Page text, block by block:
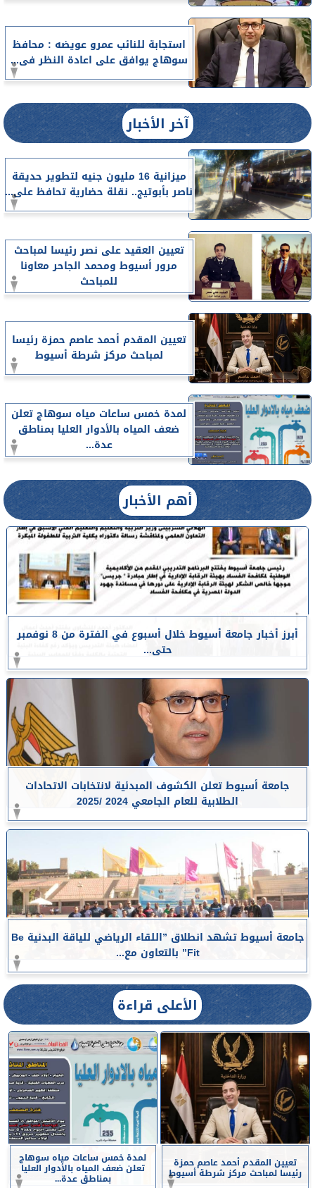
استجابة للنائب عمرو عويضه : محافظ
سوهاج يوافق على اعادة النظر فى...
آخر الأخبار
ميزانية 16 مليون جنيه لتطوير حديقة
ناصر بأبوتيج.. نقلة حضارية تحافظ على...
تعيين العقيد على نصر رئيسا لمباحث
مرور أسيوط ومحمد الجاحر معاونا
للمباحث
تعيين المقدم أحمد عاصم حمزة رئيسا
لمباحث مركز شرطة أسيوط
لمدة خمس ساعات مياه سوهاج تعلن
ضعف المياه بالأدوار العليا بمناطق
عدة...
أهم الأخبار
أبرز أخبار جامعة أسيوط خلال أسبوع في الفترة من 8 نوفمبر
حتى...
جامعة أسيوط تعلن الكشوف المبدئية لانتخابات الاتحادات
الطلابية للعام الجامعي 2024 /2025
جامعة أسيوط تشهد انطلاق ”اللقاء الرياضي للياقة البدنية Be
Fit” بالتعاون مع...
الأعلى قراءة
تعيين المقدم أحمد عاصم حمزة
رئيسا لمباحث مركز شرطة أسيوط
لمدة خمس ساعات مياه سوهاج
تعلن ضعف المياه بالأدوار العليا
بمناطق عدة...